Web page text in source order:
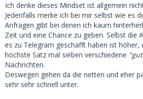
Ich denke dieses Mindset ist allgemein
Jedenfalls merke ich bei mir selbst wie es
Anfragen gibt bei denen ich kaum
Zeit und eine Chance zu geben. Selbst die
es zu Telegram geschafft haben ist höher,
höchste Satz mal sieben verschiedene
Nachrichten.
Deswegen gehen da die netten und eher
sehr sehr schnell unter.